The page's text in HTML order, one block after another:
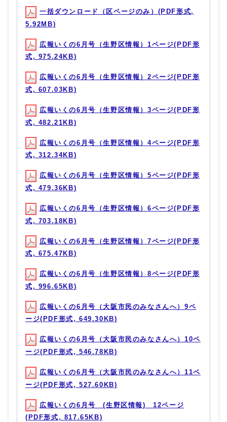
一括ダウンロード（区ページのみ）(PDF形式,
5.92MB)
広報いくの6月号（生野区情報）1ページ(PDF形
式, 975.24KB)
広報いくの6月号（生野区情報）2ページ(PDF形
式, 607.03KB)
広報いくの6月号（生野区情報）3ページ(PDF形
式, 482.21KB)
広報いくの6月号（生野区情報）4ページ(PDF形
式, 312.34KB)
広報いくの6月号（生野区情報）5ページ(PDF形
式, 479.36KB)
広報いくの6月号（生野区情報）6ページ(PDF形
式, 703.18KB)
広報いくの6月号（生野区情報）7ページ(PDF形
式, 675.47KB)
広報いくの6月号（生野区情報）8ページ(PDF形
式, 996.65KB)
広報いくの6月号（大阪市民のみなさんへ）9ペ
ージ(PDF形式, 649.30KB)
広報いくの6月号（大阪市民のみなさんへ）10ペ
ージ(PDF形式, 546.78KB)
広報いくの6月号（大阪市民のみなさんへ）11ペ
ージ(PDF形式, 527.60KB)
広報いくの6月号 (生野区情報) 12ページ
(PDF形式, 817.65KB)